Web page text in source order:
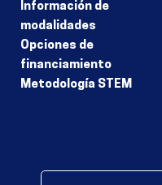
Información de
modalidades
Opciones de
financiamiento
Metodología STEM